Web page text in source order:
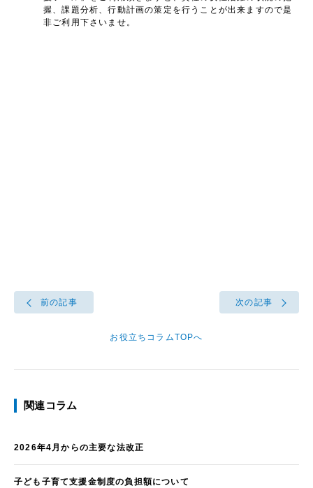
握、課題分析、行動計画の策定を行うことが出来ますので是
非ご利用下さいませ。
前の記事
お役立ちコラムTOPへ
次の記事
関連コラム
2026年4月からの主要な法改正
子ども子育て支援金制度の負担額について